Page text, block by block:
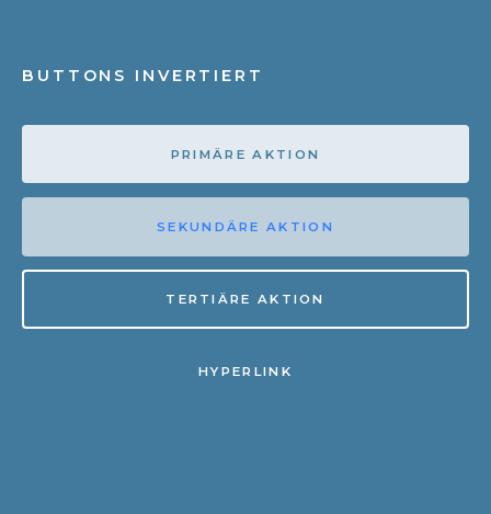
BUTTONS INVERTIERT
PRIMÄRE AKTION
SEKUNDÄRE AKTION
TERTIÄRE AKTION
HYPERLINK